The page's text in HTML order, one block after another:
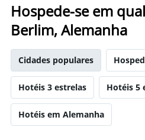
Hospede-se em
Berlim, Alemanha
Cidades populares
Hotéis 3 estrelas Hotéis 5
Hotéis em Alemanha